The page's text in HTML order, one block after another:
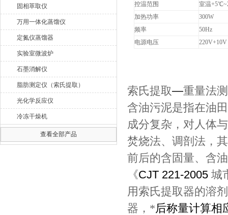
固相萃取仪
万用一体化蒸馏仪
定氮仪蒸馏器
实验室微波炉
石墨消解仪
脂肪测定仪（索氏提取）
光化学反应仪
冷冻干燥机
查看全部产品
控温范围
室温
加热功率
300W
频率
50Hz
电源电压
220V+10V
索氏提取―重量法
含油污泥是指在油
成分复杂，对人体
焚烧法、调剖法，
前后的含固量、含
《CJT 221-2005 城
用索氏提取器的溶
器，*后称量计算相